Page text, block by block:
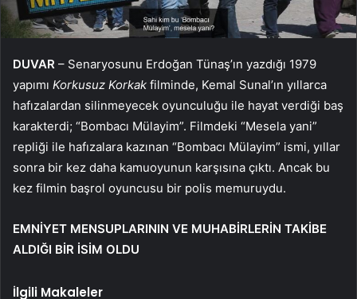
DUVAR – Senaryosunu Erdoğan Tünaş’ın yazdığı 1979
yapımı Korkusuz Korkak filminde, Kemal Sunal’ın yıllarca
hafızalardan silinmeyecek oyunculuğu ile hayat verdiği baş
karakterdi; “Bombacı Mülayim”. Filmdeki “Mesela yani”
repliği ile hafızalara kazınan “Bombacı Mülayim” ismi, yıllar
sonra bir kez daha kamuoyunun karşısına çıktı. Ancak bu
kez filmin başrol oyuncusu bir polis memuruydu.
EMNİYET MENSUPLARININ VE MUHABİRLERİN TAKİBE
ALDIĞI BİR İSİM OLDU
İlgili Makaleler